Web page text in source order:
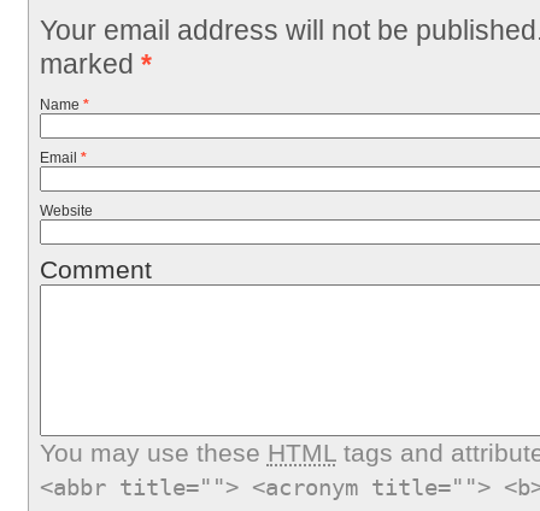
Your email address will not be
marked *
Name *
Email *
Website
Comment
You may use these HTMLtags and
<abbr title=""> <acronym title="">